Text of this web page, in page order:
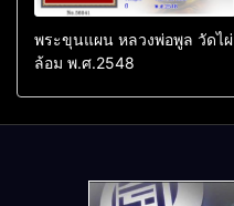
พระขุนแผน หลวงพ่อพูล วัดไผ่
ล้อม พ.ศ.2548